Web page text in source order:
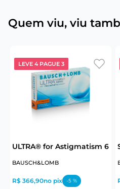
Quem viu, viu
LEVE 4 PAGUE 3
ULTRA® for Astigmatism 6
BAUSCH&LOMB
R$ 366,90no pix -5 %